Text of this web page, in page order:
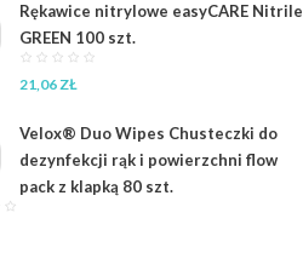
Rękawice nitrylowe easyCARE Nitrile
GREEN 100 szt.
21,06ZŁ
Velox® Duo Wipes Chusteczki do
dezynfekcji rąk i powierzchni flow
pack z klapką 80 szt.